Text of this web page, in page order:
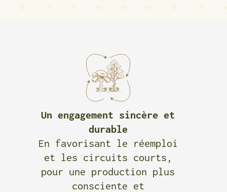
Un engagement sincère et
durable
En favorisant le réemploi
et les circuits courts,
pour une production plus
consciente et